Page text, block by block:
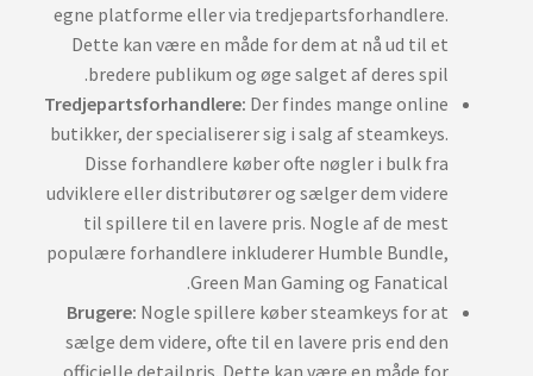
egne platforme eller via tredjepartsforhandlere.
Dette kan være en måde for dem at nå ud til et
bredere publikum og øge salget af deres spil.
Tredjepartsforhandlere: Der findes mange online
butikker, der specialiserer sig i salg af steamkeys.
Disse forhandlere køber ofte nøgler i bulk fra
udviklere eller distributører og sælger dem videre
til spillere til en lavere pris. Nogle af de mest
populære forhandlere inkluderer Humble Bundle,
Green Man Gaming og Fanatical.
Brugere: Nogle spillere køber steamkeys for at
sælge dem videre, ofte til en lavere pris end den
officielle detailpris. Dette kan være en måde for